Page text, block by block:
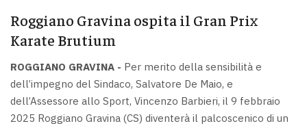
Roggiano Gravina ospita il Gran Prix
Karate Brutium
ROGGIANO GRAVINA - Per merito della sensibilità e
dell’impegno del Sindaco, Salvatore De Maio, e
dell’Assessore allo Sport, Vincenzo Barbieri, il 9 febbraio
2025 Roggiano Gravina (CS) diventerà il palcoscenico di un